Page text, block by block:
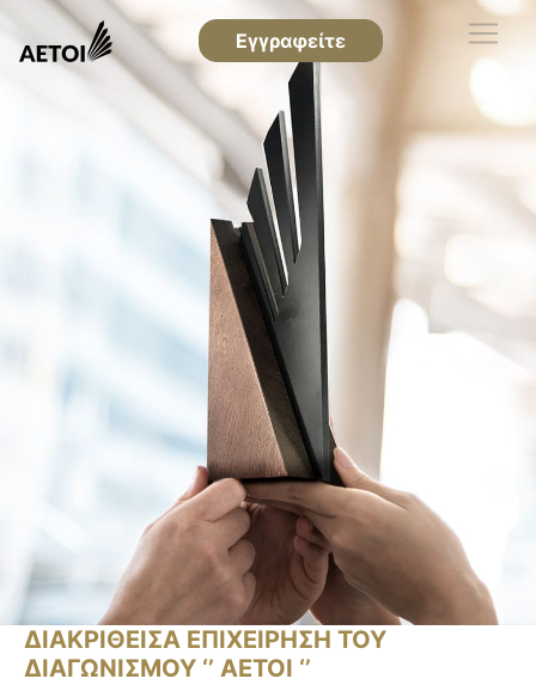
Εγγραφείτε
ΔΙΑΚΡΙΘΕΙΣΑ ΕΠΙΧΕΙΡΗΣΗ ΤΟΥ
ΔΙΑΓΩΝΙΣΜΟΥ ‘’ ΑΕΤΟΙ ‘’